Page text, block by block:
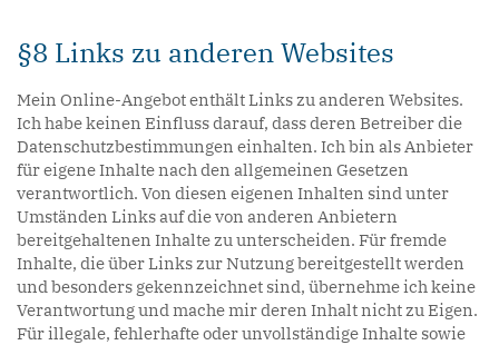
§8 Links zu anderen Websites
Mein Online-Angebot enthält Links zu anderen Websites.
Ich habe keinen Einfluss darauf, dass deren Betreiber die
Datenschutzbestimmungen einhalten. Ich bin als Anbieter
für eigene Inhalte nach den allgemeinen Gesetzen
verantwortlich. Von diesen eigenen Inhalten sind unter
Umständen Links auf die von anderen Anbietern
bereitgehaltenen Inhalte zu unterscheiden. Für fremde
Inhalte, die über Links zur Nutzung bereitgestellt werden
und besonders gekennzeichnet sind, übernehme ich keine
Verantwortung und mache mir deren Inhalt nicht zu Eigen.
Für illegale, fehlerhafte oder unvollständige Inhalte sowie